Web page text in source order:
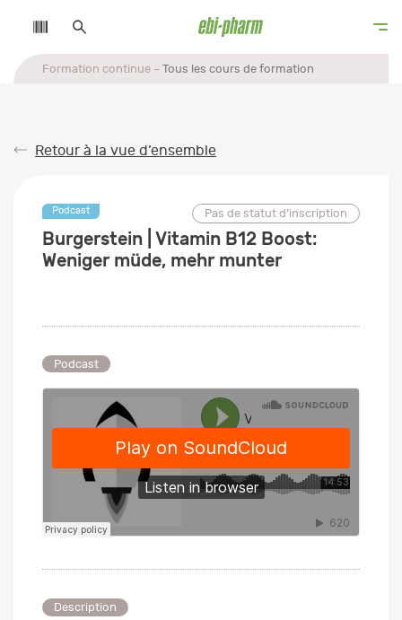
Formation continue Tous les cours de formation
Retour à la vue d’ensemble
Podcast Pas de statut d’inscription
Burgerstein | Vitamin B12 Boost:
Weniger müde, mehr munter
Podcast
Description